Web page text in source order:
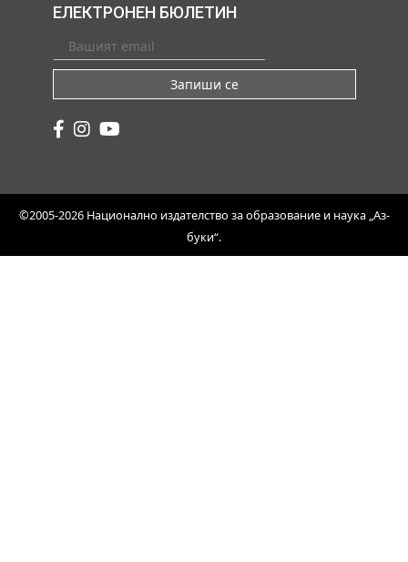
ЕЛЕКТРОНЕН БЮЛЕТИН
Запиши се
©2005-2026 Национално издателство за образование и наука „Аз-
буки“.